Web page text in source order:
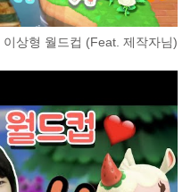
상형 월드컵 (Feat. 제작자님)